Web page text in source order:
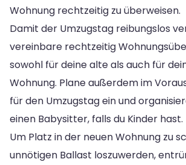
Wohnung rechtzeitig zu überweisen.
Damit der Umzugstag reibungslos
vereinbare rechtzeitig
sowohl für deine alte als auch für
Wohnung. Plane außerdem im
für den Umzugstag ein und
einen Babysitter, falls du Kinder hast.
Um Platz in der neuen Wohnung zu
unnötigen Ballast loszuwerden,